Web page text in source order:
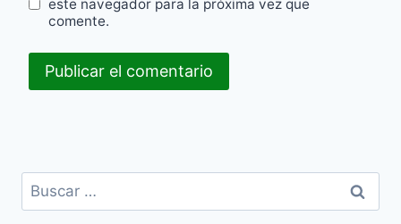
este navegador para la próxima vez que
comente.
Buscar: